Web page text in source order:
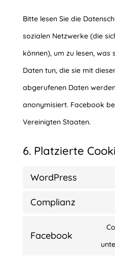
Bitte lesen Sie die
sozialen Netzwerke (die
können), um zu lesen,
Daten tun, die sie mit
abgerufenen Daten
anonymisiert. Facebook
Vereinigten Staaten.
6. Platzierte
WordPress
Complianz
Facebook